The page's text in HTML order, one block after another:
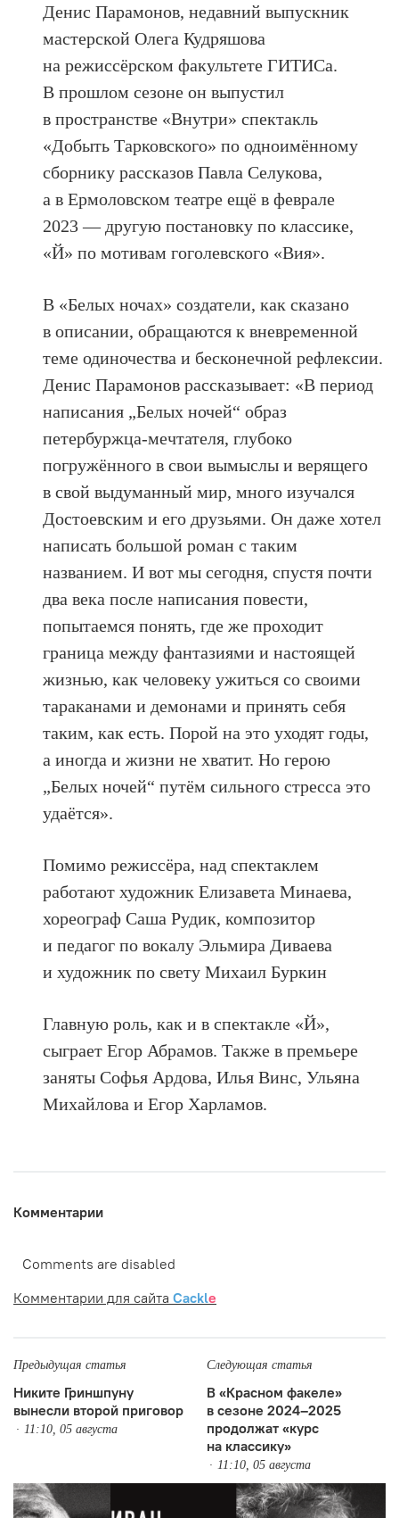
Денис Парамонов, недавний выпускник
мастерской Олега Кудряшова
на режиссёрском факультете ГИТИСа.
В прошлом сезоне он выпустил
в пространстве «Внутри» спектакль
«Добыть Тарковского» по одноимённому
сборнику рассказов Павла Селукова,
а в Ермоловском театре ещё в феврале
2023 — другую постановку по классике,
«Й» по мотивам гоголевского «Вия».
В «Белых ночах» создатели, как сказано
в описании, обращаются к вневременной
теме одиночества и бесконечной рефлексии.
Денис Парамонов рассказывает: «В период
написания „Белых ночей“ образ
петербуржца-мечтателя, глубоко
погружённого в свои вымыслы и верящего
в свой выдуманный мир, много изучался
Достоевским и его друзьями. Он даже хотел
написать большой роман с таким
названием. И вот мы сегодня, спустя почти
два века после написания повести,
попытаемся понять, где же проходит
граница между фантазиями и настоящей
жизнью, как человеку ужиться со своими
тараканами и демонами и принять себя
таким, как есть. Порой на это уходят годы,
а иногда и жизни не хватит. Но герою
„Белых ночей“ путём сильного стресса это
удаётся».
Помимо режиссёра, над спектаклем
работают художник Елизавета Минаева,
хореограф Саша Рудик, композитор
и педагог по вокалу Эльмира Диваева
и художник по свету Михаил Буркин
Главную роль, как и в спектакле «Й»,
сыграет Егор Абрамов. Также в премьере
заняты Софья Ардова, Илья Винс, Ульяна
Михайлова и Егор Харламов.
Комментарии
Comments are disabled
Комментарии для сайта Cackle
Предыдущая статья
Никите Гриншпуну
вынесли второй приговор
11:10, 05 августа
Следующая статья
В «Красном факеле»
в сезоне 2024–2025
продолжат «курс
на классику»
11:10, 05 августа